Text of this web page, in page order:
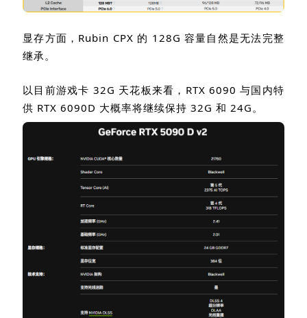
显存方面， Rubin CPX 的 128G 容量自然是无法完整
继承。
以目前游戏卡 32G 天花板来看， RTX 6090与国内特
供 RTX 6090D 大概率将继续保持 32G 和 24G。